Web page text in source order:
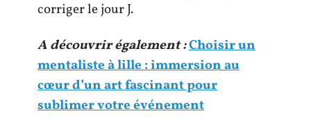
corriger le jour J.
A découvrir également :Choisir un
mentaliste à lille : immersion au
cœur d’un art fascinant pour
sublimer votre événement